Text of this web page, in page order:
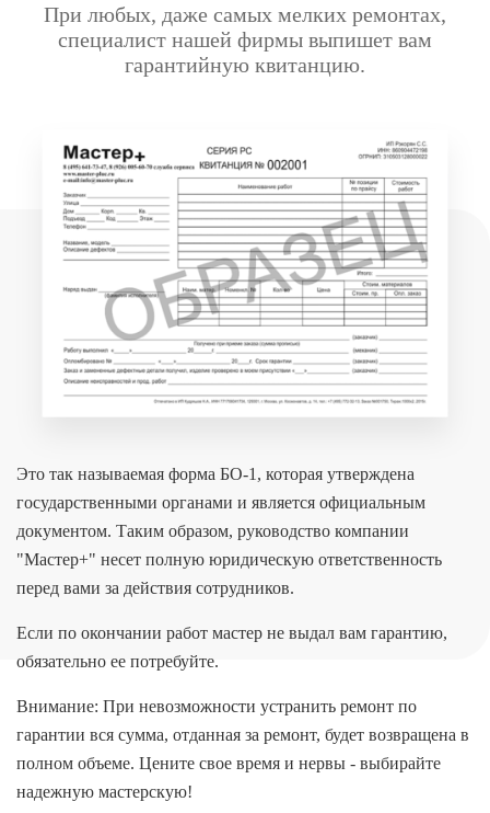
При любых, даже самых мелких ремонтах,
специалист нашей фирмы выпишет вам
гарантийную квитанцию.
Это так называемая форма БО-1, которая утверждена
государственными органами и является официальным
документом. Таким образом, руководство компании
"Мастер+" несет полную юридическую ответственность
перед вами за действия сотрудников.
Если по окончании работ мастер не выдал вам гарантию,
обязательно ее потребуйте.
Внимание: При невозможности устранить ремонт по
гарантии вся сумма, отданная за ремонт, будет возвращена в
полном объеме. Цените свое время и нервы - выбирайте
надежную мастерскую!